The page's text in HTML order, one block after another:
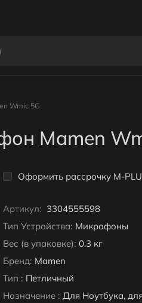
Wmic 5G
Mamen
Оформить рассрочку M-
Артикул: 3304555598
Тип Устройства: Микрофоны
Вес (в упаковке): 0.3 кг
Бренд: Mamen
Тип : Петличный
Назначение : Для Ноутбука,